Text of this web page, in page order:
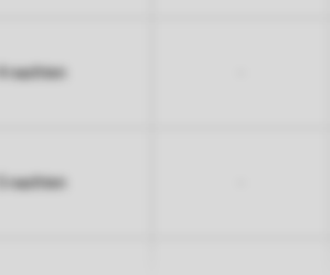
4 nachten
5 nachten